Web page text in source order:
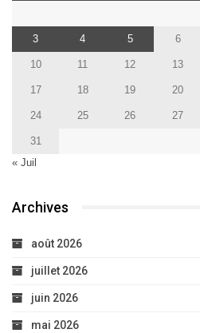
3 4 5 6
10 11 12 13
17 18 19 20
24 25 26 27
31
« Juil
Archives
août 2026
juillet 2026
juin 2026
mai 2026